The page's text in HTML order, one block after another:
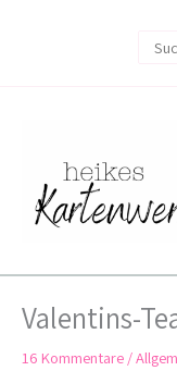
Valentins-
16 Kommentare /